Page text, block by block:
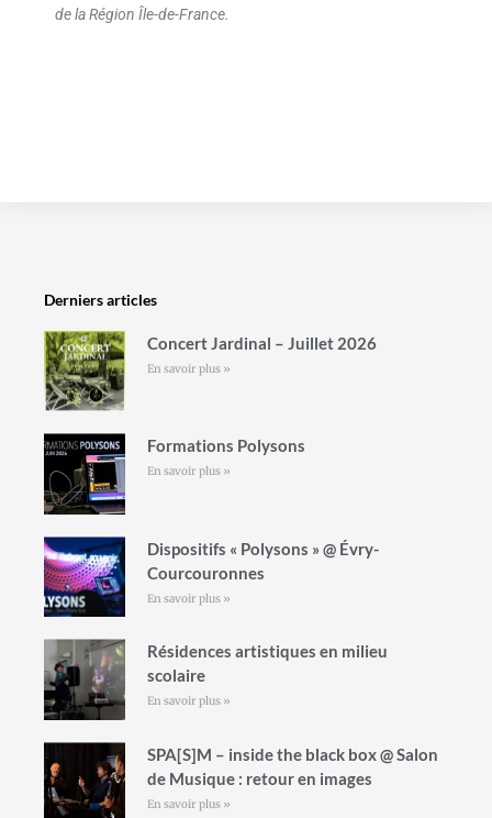
de la Région Île-de-France.
Derniers articles
Concert Jardinal – Juillet 2026
En savoir plus »
Formations Polysons
En savoir plus »
Dispositifs « Polysons » @ Évry-
Courcouronnes
En savoir plus »
Résidences artistiques en milieu
scolaire
En savoir plus »
SPA[S]M – inside the black box @ Salon
de Musique : retour en images
En savoir plus »